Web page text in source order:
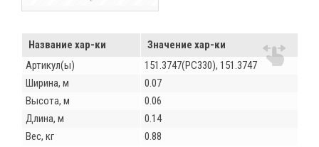
Название хар-ки
Значение хар-ки
Артикул(ы)
151.3747(РС330), 151.3747
Ширина, м
0.07
Высота, м
0.06
Длина, м
0.14
Вес, кг
0.88